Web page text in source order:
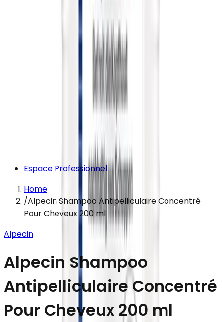
Espace Professionnel
Home
/Alpecin Shampoo Antipelliculaire Concentré
Pour Cheveux 200 ml
Alpecin
Alpecin Shampoo
Antipelliculaire Concentré
Pour Cheveux 200 ml